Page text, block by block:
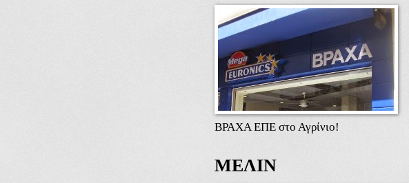
ΒΡΑΧΑ ΕΠΕ στο Αγρίνιο!
ΜΕΛΙΝ